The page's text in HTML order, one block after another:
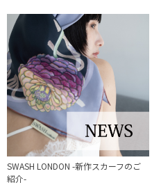
SWASH LONDON -新作スカーフのご
紹介-